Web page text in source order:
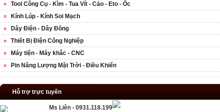
Tool Công Cụ - Kìm - Tua Vít - Cảo - Eto - Ốc
Kính Lúp - Kính Soi Mạch
Dây Điện - Dây Đồng
Thiết Bị Điện Công Nghiệp
Máy tiện - Máy khắc - CNC
Pin Năng Lượng Mặt Trời - Điều Khiển
Hỗ trợ trực tuyến
Ms Liên - 0931.118.199